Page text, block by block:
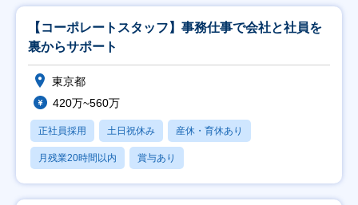
【コーポレートスタッフ】事務仕事で会社と社員を
裏からサポート
東京都
420万~560万
正社員採用 土日祝休み 産休・育休あり
月残業20時間以内 賞与あり